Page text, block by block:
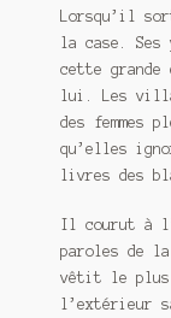
Lorsqu’il
la case. Ses
cette grande
lui. Les
des femmes
qu’elles
livres des
Il courut à
paroles de
vêtit le plus
l’extérieur